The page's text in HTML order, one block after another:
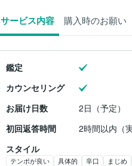
サービス内容 購入時のお願い
鑑定
カウンセリング
お届け日数
2日（予定）
初回返答時間
2時間以内（実
スタイル
テンポが良い 具体的 辛口 まじめ